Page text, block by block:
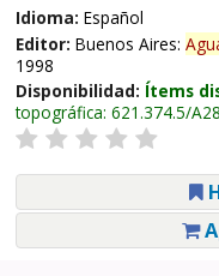
Idioma: Español
Editor: Buenos Aires:
1998
Disponibilidad: Ítems
topográfica: 621.374.5/